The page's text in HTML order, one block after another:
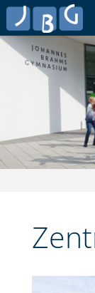
Skip
to
content